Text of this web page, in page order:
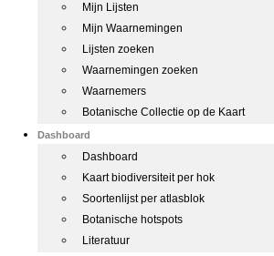
Mijn Lijsten
Mijn Waarnemingen
Lijsten zoeken
Waarnemingen zoeken
Waarnemers
Botanische Collectie op de Kaart
Dashboard
Dashboard
Kaart biodiversiteit per hok
Soortenlijst per atlasblok
Botanische hotspots
Literatuur